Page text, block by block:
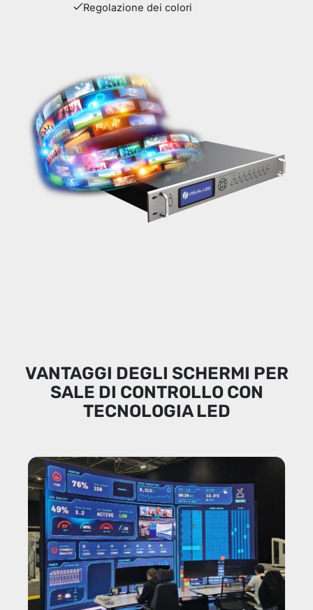
Regolazione dei colori
VANTAGGI DEGLI SCHERMI PER
SALE DI CONTROLLO CON
TECNOLOGIA LED